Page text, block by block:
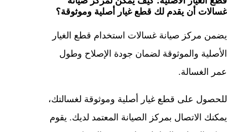
غسالات أن يقدم لك قطع غيار أصلية وموثوقة؟
يضمن مركز صيانة غسالات استخدام قطع الغيار
الأصلية والموثوقة لضمان جودة الإصلاح وطول
عمر الغسالة.
للحصول على قطع غيار أصلية وموثوقة لغسالتك،
يمكنك الاتصال بمركز الصيانة المعتمد لديك. يقوم